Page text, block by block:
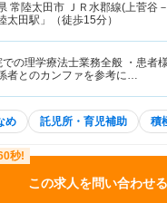
常陸太田市 ＪＲ水郡線(上菅谷
太田駅」（徒歩15分）
の理学療法士業務全般 ・患者
者とのカンファを参考に…
め 託児所・育児補助 積
この求人を問い合わせる